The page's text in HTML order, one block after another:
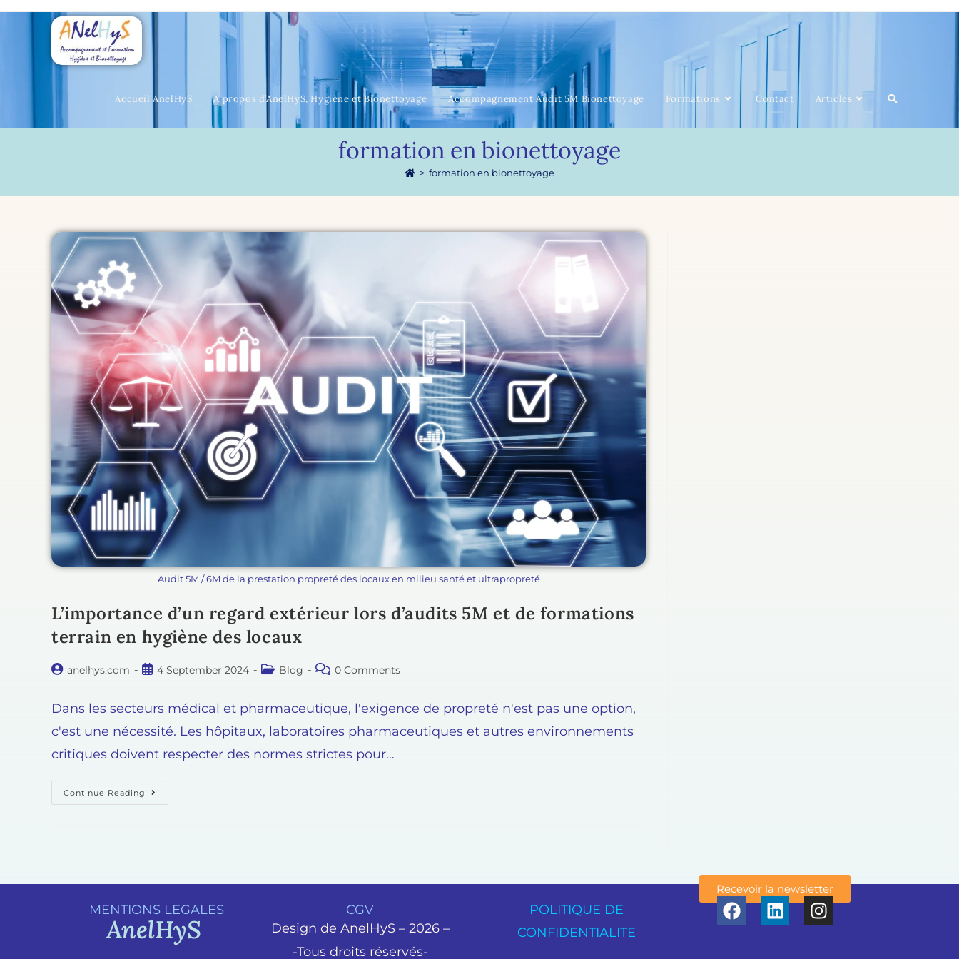
Accueil AnelHyS A propos d’AnelHyS, Hygiène et Bionettoyage Accompagnement Audit 5M Bionettoyage Formations Contact Articles
formation en bionettoyage
> formation en bionettoyage
Audit 5M / 6M de la prestation propreté des locaux en milieu santé et ultrapropreté
L’importance d’un regard extérieur lors d’audits 5M et de formations
terrain en hygiène des locaux
anelhys.com 4 September 2024 Blog 0 Comments
Dans les secteurs médical et pharmaceutique, l'exigence de propreté n'est pas une option,
c'est une nécessité. Les hôpitaux, laboratoires pharmaceutiques et autres environnements
critiques doivent respecter des normes strictes pour…
Continue Reading
MENTIONS LEGALES
AnelHyS
CGV
Design de AnelHyS – 2026 –
-Tous droits réservés-
POLITIQUE DE
CONFIDENTIALITE
Recevoir la newsletter